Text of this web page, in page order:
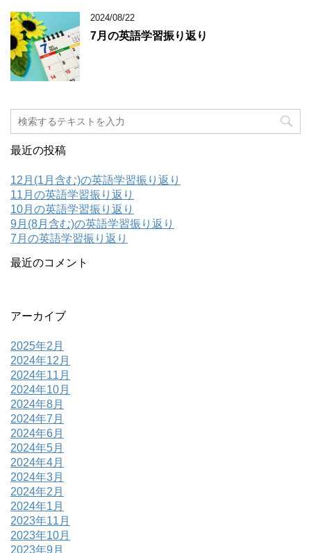
2024/08/22
7月の英語学習振り返り
最近の投稿
12月(1月含む)の英語学習振り返り
11月の英語学習振り返り
10月の英語学習振り返り
9月(8月含む)の英語学習振り返り
7月の英語学習振り返り
最近のコメント
アーカイブ
2025年2月
2024年12月
2024年11月
2024年10月
2024年8月
2024年7月
2024年6月
2024年5月
2024年4月
2024年3月
2024年2月
2024年1月
2023年11月
2023年10月
2023年9月